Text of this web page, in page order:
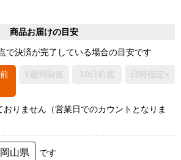
商品お届けの目安
で決済が完了している場合の目安です
1週間前後 10日前後 日時指定×
りません（営業日でのカウントとなりま
岡山県 です